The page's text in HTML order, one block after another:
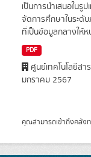
เป็นการนำเสนอใน
จัดการศึกษาในระดั
ที่เป็นข้อมูลกลางให้
PDF
ศูนย์เทคโนโลยีส
มกราคม 2567
คุณสามารถเข้าถึงคลัง